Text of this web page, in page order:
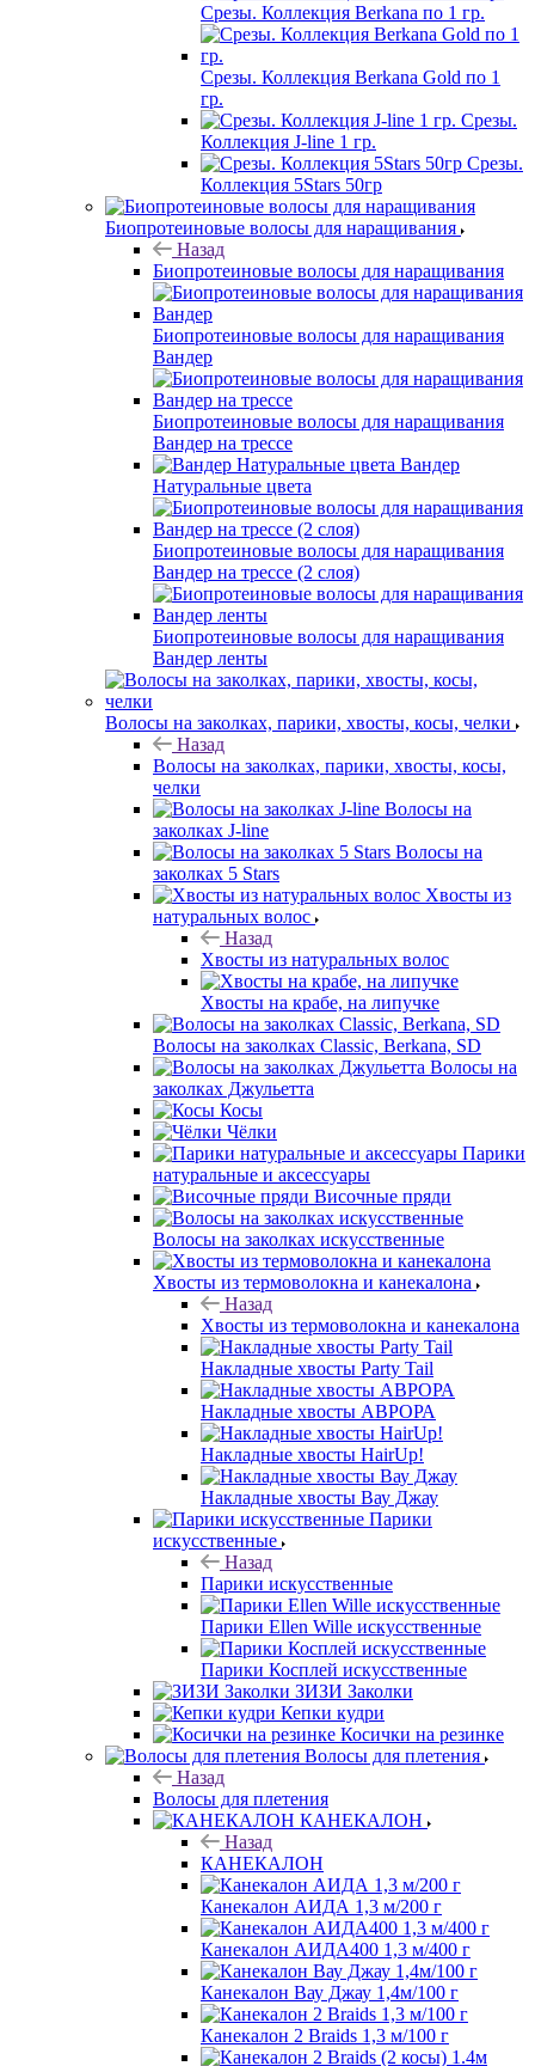
Срезы. Коллекция Berkana по 1 гр.
Срезы. Коллекция Berkana Gold по 1
гр.
Срезы.
Коллекция J-line 1 гр.
Срезы.
Коллекция 5Stars 50гр
Биопротеиновые волосы для наращивания
Назад
Биопротеиновые волосы для наращивания
Биопротеиновые волосы для наращивания
Вандер
Биопротеиновые волосы для наращивания
Вандер на трессе
Вандер
Натуральные цвета
Биопротеиновые волосы для наращивания
Вандер на трессе (2 слоя)
Биопротеиновые волосы для наращивания
Вандер ленты
Волосы на заколках, парики, хвосты, косы, челки
Назад
Волосы на заколках, парики, хвосты, косы,
челки
Волосы на
заколках J-line
Волосы на
заколках 5 Stars
Хвосты из
натуральных волос
Назад
Хвосты из натуральных волос
Хвосты на крабе, на липучке
Волосы на заколках Classic, Berkana, SD
Волосы на
заколках Джульетта
Косы
Чёлки
Парики
натуральные и аксессуары
Височные пряди
Волосы на заколках искусственные
Хвосты из термоволокна и канекалона
Назад
Хвосты из термоволокна и канекалона
Накладные хвосты Party Tail
Накладные хвосты АВРОРА
Накладные хвосты HairUp!
Накладные хвосты Вау Джау
Парики
искусственные
Назад
Парики искусственные
Парики Ellen Wille искусственные
Парики Косплей искусственные
ЗИЗИ Заколки
Кепки кудри
Косички на резинке
Волосы для плетения
Назад
Волосы для плетения
КАНЕКАЛОН
Назад
КАНЕКАЛОН
Канекалон АИДА 1,3 м/200 г
Канекалон АИДА400 1,3 м/400 г
Канекалон Вау Джау 1,4м/100 г
Канекалон 2 Braids 1,3 м/100 г